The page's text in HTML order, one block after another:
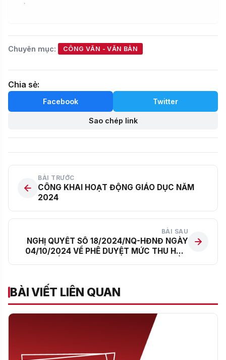
Chuyên mục: CÔNG VĂN - VĂN BẢN
Chia sẻ:
Facebook Twitter
Sao chép link
BÀI TRƯỚC
CÔNG KHAI HOẠT ĐỘNG GIÁO DỤC NĂM
2024
BÀI SAU
NGHỊ QUYẾT SỐ 18/2024/NQ-HĐNĐ NGÀY
04/10/2024 VỀ PHÊ DUYỆT MỨC THU HỌC
BẢO ĐẢM CHỈ THƯỜNG XUYÊN; CƠ SỞ GIÁO
DỤC MẦM NON, GIÁO DỤC PHỔ THÔNG
CÔNG LẬP CHẤT LƯỢNG CAO CỦA THÀNH
PHỐ HÀ NỘI NĂM HỌC 2024 – 2025
BÀI VIẾT LIÊN QUAN